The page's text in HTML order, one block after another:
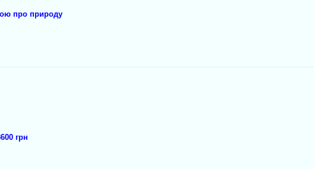
про приpoдy
грн